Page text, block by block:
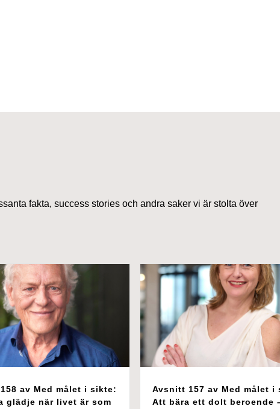
fakta, success stories och andra saker vi är stolta över
av Med målet i sikte:
glädje när livet är som
Avsnitt 157 av Med målet i
Att bära ett dolt beroende